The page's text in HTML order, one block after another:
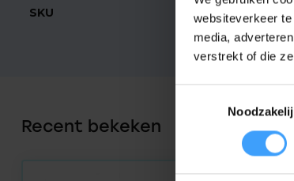
websiteverkeer
media,
verstrekt of die
SKU MW2
Recent bekeken